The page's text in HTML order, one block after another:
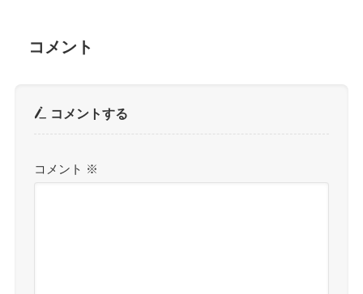
コメント
コメントする
コメント ※